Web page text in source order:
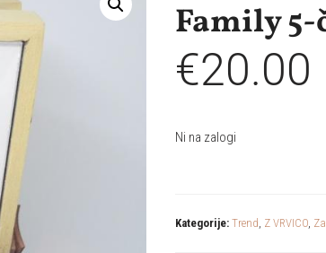
Family
€20.00
Ni na zalogi
Kategorije: Trend, Z VRVICO,